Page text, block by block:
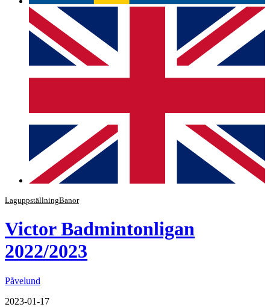
LaguppställningBanor
Victor Badmintonligan
2022/2023
Påvelund
2023-01-17